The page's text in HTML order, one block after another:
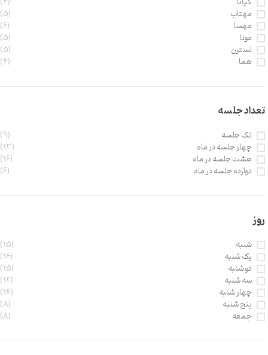
مهتاب (5)
مهسا (6)
مونا (5)
نسترن (5)
هما (4)
تعداد جلسه
تک جلسه (9)
چهار جلسه در ماه (13)
هشت جلسه در ماه (16)
دوازده جلسه در ماه (6)
روز
شنبه (15)
یک شنبه (16)
دو شنبه (15)
سه شنبه (12)
چهار شنبه (14)
پنج شنبه (8)
جمعه (8)